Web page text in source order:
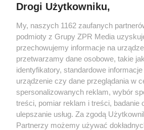
Stan przedcukrzycowy
nawet 5 mln Polaków.
Sprawdź to [TEST]
Drogi Użytkowniku,
My, naszych 1162 zaufanych
podmioty z Grupy ZPR Media
przechowujemy informacje na
przetwarzamy dane osobowe, takie
identyfikatory, standardowe
urządzenie czy dane przeglądania w
spersonalizowanych reklam, wybór
treści, pomiar reklam i treści, badanie
ulepszanie usług. Za zgodą
Partnerzy możemy używać